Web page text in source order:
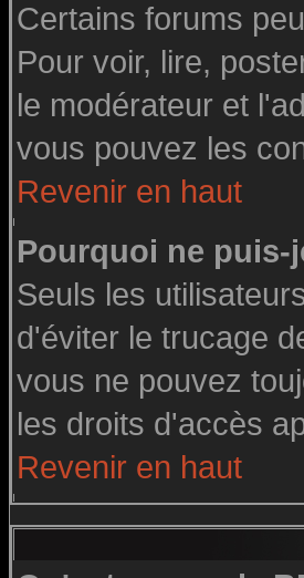
Certains forums
Pour voir, lire,
le modérateur et
vous pouvez les
Revenir en haut
Pourquoi ne puis-
Seuls les
d'éviter le trucage
vous ne pouvez
les droits d'accès
Revenir en haut